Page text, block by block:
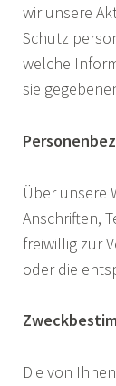
wir unsere
Schutz
welche
sie
Über unsere
Anschriften,
freiwillig zur
oder die
Die von